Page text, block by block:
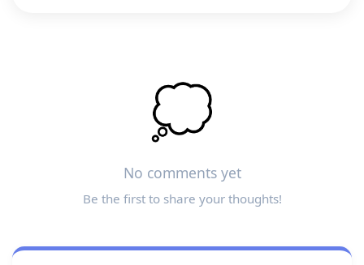
💭
No comments yet
Be the first to share your thoughts!